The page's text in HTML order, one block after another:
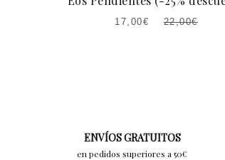
22,00€
EL
17,00€
EL
ENVÍOS GRATUITOS
en pedidos superiores a 50€